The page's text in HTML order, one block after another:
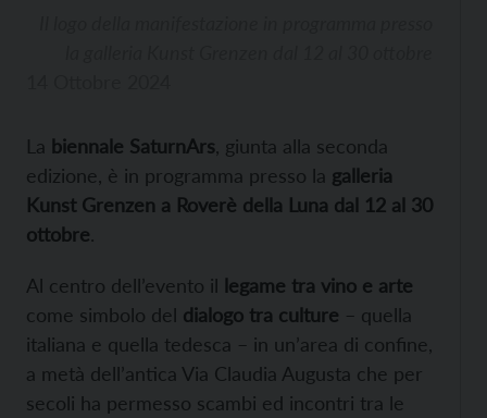
La biennale SaturnArs , giunta alla seconda
edizione, è in programma presso la galleria
Kunst Grenzen a Roverè della Luna dal 12 al 30
ottobre.
Al centro dell’evento il legame tra vino e arte
come simbolo del dialogo tra culture – quella
italiana e quella tedesca – in un’area di confine,
a metà dell’antica Via Claudia Augusta che per
secoli ha permesso scambi ed incontri tra le